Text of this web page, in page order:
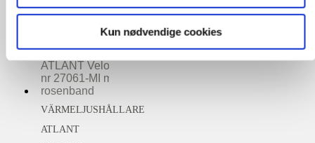
Kun nødvendige cookies
VÄRMELJUSHÅLLARE
ATLANT